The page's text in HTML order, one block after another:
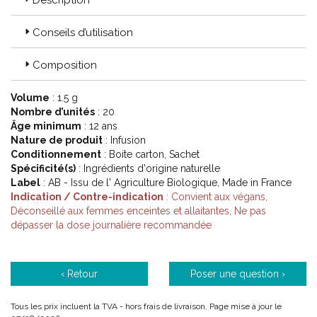
pour vous des plantes aux propriétés traditionnellement
Les infusions sont ainsi soigneusement formulée avec un
Code ACL : 9833782
Code EAN : 3428883657802 / 3401598337825
Conseils d’utilisation
Composition
Volume : 1.5 g
Nombre d’unités : 20
Âge minimum : 12 ans
Nature de produit : Infusion
Conditionnement : Boite carton, Sachet
Spécificité(s) : Ingrédients d'origine naturelle
Label : AB - Issu de l' Agriculture Biologique, Made in France
Indication / Contre-indication : Convient aux végans,
Déconseillé aux femmes enceintes et allaitantes, Ne pas
dépasser la dose journalière recommandée
‹ Retour Poser une question ›
Tous les prix incluent la TVA - hors frais de livraison. Page mise à jour le